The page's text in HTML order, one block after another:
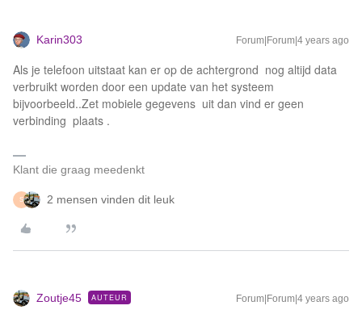
Karin303 Forum|Forum|4 years ago
Als je telefoon uitstaat kan er op de achtergrond nog altijd data
verbruikt worden door een update van het systeem
bijvoorbeeld..Zet mobiele gegevens uit dan vind er geen
verbinding plaats .
Klant die graag meedenkt
S 2 mensen vinden dit leuk
Zoutje45 AUTEUR Forum|Forum|4 years ago